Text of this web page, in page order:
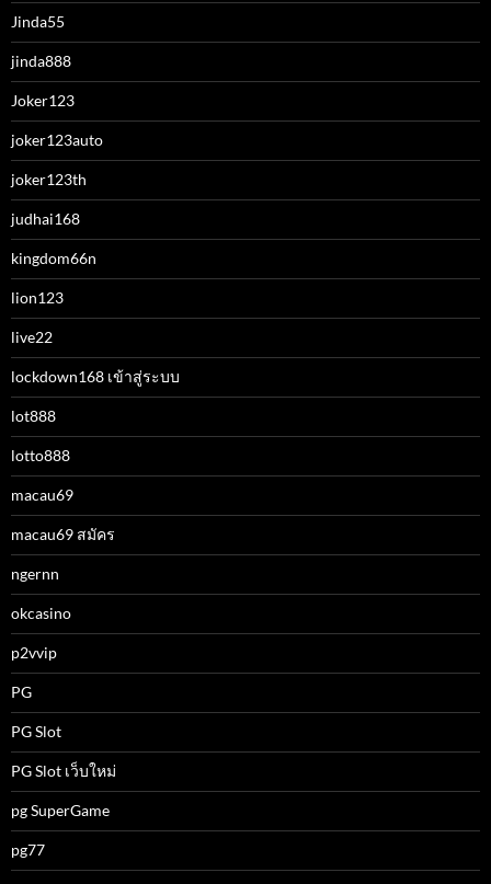
Jinda55
jinda888
Joker123
joker123auto
joker123th
judhai168
kingdom66n
lion123
live22
lockdown168 เข้าสู่ระบบ
lot888
lotto888
macau69
macau69 สมัคร
ngernn
okcasino
p2vvip
PG
PG Slot
PG Slot เว็บใหม่
pg SuperGame
pg77